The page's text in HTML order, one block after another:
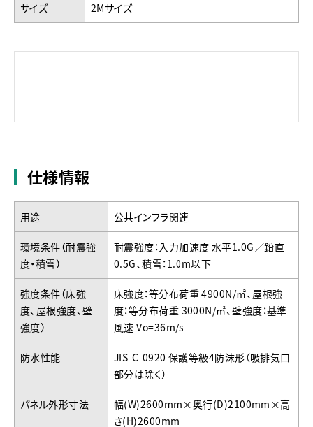
サイズ 2Mサイズ
仕様情報
用途 公共インフラ関連
環境条件（耐震強
度・積雪）
耐震強度：入力加速度 水平1.0G／鉛直
0.5G、積雪：1.0m以下
強度条件（床強
度、屋根強度、壁
強度）
床強度：等分布荷重 4900N/㎡、屋根強
度：等分布荷重 3000N/㎡、壁強度：基準
風速 Vo=36m/s
防水性能
JIS-C-0920 保護等級4防沫形（吸排気口
部分は除く）
パネル外形寸法
幅(W)2600mm×奥行(D)2100mm×高
さ(H)2600mm